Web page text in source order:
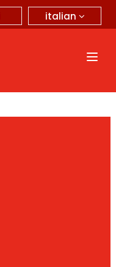
italian